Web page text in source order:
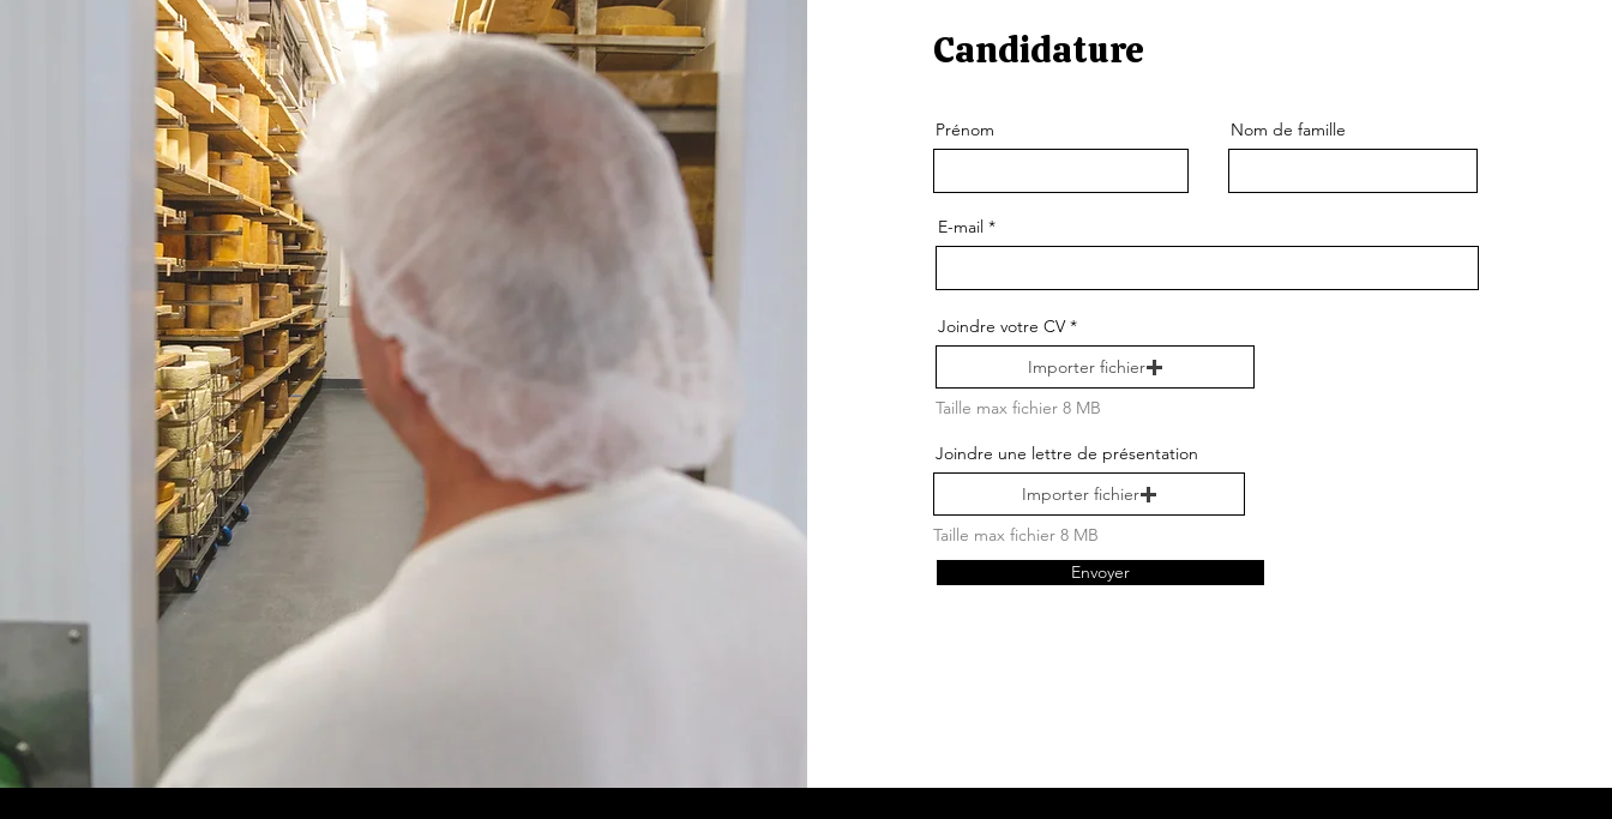
Candidature
Promouvoir
la croissance
Prénom Nom de famille
E-mail
Joindre votre CV
Importer fichier
Taille max fichier 8 MB
Joindre une lettre de présentation
Importer fichier
Taille max fichier 8 MB
Envoyer